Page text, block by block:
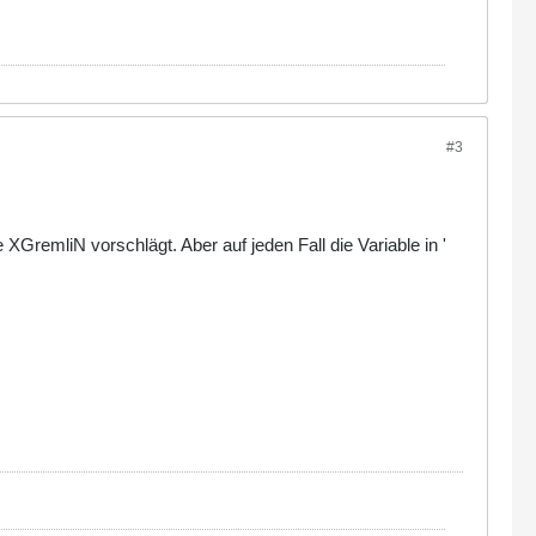
#3
vorschlägt. Aber auf jeden Fall die Variable in '